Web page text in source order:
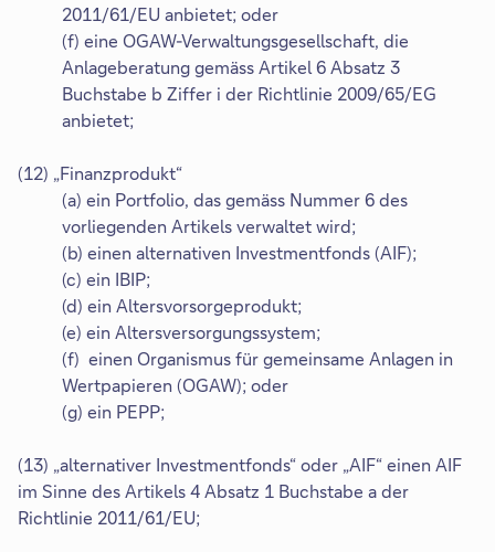
2011/61/EU anbietet; oder
(f) eine OGAW-Verwaltungsgesellschaft, die
Anlageberatung gemäss Artikel 6 Absatz 3
Buchstabe b Ziffer i der Richtlinie 2009/65/EG
anbietet;
(12) „Finanzprodukt“
(a) ein Portfolio, das gemäss Nummer 6 des
vorliegenden Artikels verwaltet wird;
(b) einen alternativen Investmentfonds (AIF);
(c) ein IBIP;
(d) ein Altersvorsorgeprodukt;
(e) ein Altersversorgungssystem;
(f) einen Organismus für gemeinsame Anlagen in
Wertpapieren (OGAW); oder
(g) ein PEPP;
(13) „alternativer Investmentfonds“ oder „AIF“ einen AIF
im Sinne des Artikels 4 Absatz 1 Buchstabe a der
Richtlinie 2011/61/EU;